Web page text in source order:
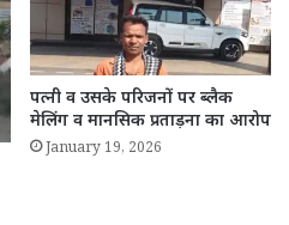
पत्नी व उसके परिजनों पर ब्लैक
मेलिंग व मानसिक प्रताड़ना का आरोप
January 19, 2026